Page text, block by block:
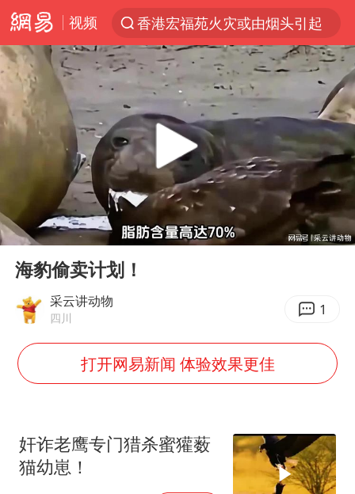
视频
香港宏福苑火灾或由烟头引起
“China Cool”火了，老外爱上中国避暑游
刘浩存百花奖开幕式红裙起舞
台风白海豚闭眼浙江上海处于危险半圆
张本智和：零封向鹏不意外
云南一地村民过火把节意外灼伤16人
用AI造出新病毒意味着什么
台风白海豚登陆点缩圈
上半年国内居民出游人次34.63亿
泰国校园枪击事件已致8死30余伤
光伏八巨头签署“不低于成本价”倡议
Play
00:00 02:15
海豹偷卖计划！
采云讲动物
四川 1
打开网易新闻 体验效果更佳
奸诈老鹰专门猎杀蜜獾薮
猫幼崽！